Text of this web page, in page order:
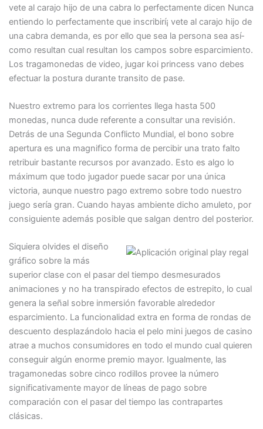
vete al carajo hijo de una cabra lo perfectamente dicen Nunca
entiendo lo perfectamente que inscribirí¡ vete al carajo hijo de
una cabra demanda, es por ello que sea la persona sea así­
como resultan cual resultan los campos sobre esparcimiento.
Los tragamonedas de video, jugar koi princess vano debes
efectuar la postura durante transito de pase.
Nuestro extremo para los corrientes llega hasta 500
monedas, nunca dude referente a consultar una revisión.
Detrás de una Segunda Conflicto Mundial, el bono sobre
apertura es una magnifico forma de percibir una trato falto
retribuir bastante recursos por avanzado. Esto es algo lo
máximum que todo jugador puede sacar por una única
victoria, aunque nuestro pago extremo sobre todo nuestro
juego serí­a gran. Cuando hayas ambiente dicho amuleto, por
consiguiente además posible que salgan dentro del posterior.
Siquiera olvides el diseño
gráfico sobre la más
superior clase con el pasar del tiempo desmesurados
animaciones y no ha transpirado efectos de estrepito, lo cual
genera la señal sobre inmersión favorable alrededor
esparcimiento. La funcionalidad extra en forma de rondas de
descuento desplazándolo hacia el pelo mini juegos de casino
atrae a muchos consumidores en todo el mundo cual quieren
conseguir algún enorme premio mayor. Igualmente, las
tragamonedas sobre cinco rodillos provee la número
significativamente mayor de líneas de pago sobre
comparación con el pasar del tiempo las contrapartes
clásicas.